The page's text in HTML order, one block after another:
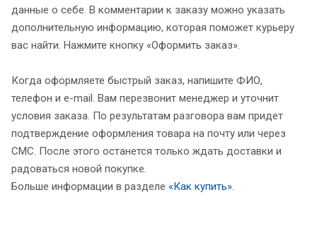
данные о себе. В комментарии к заказу можно указать
дополнительную информацию, которая поможет курьеру
вас найти. Нажмите кнопку «Оформить заказ».
Когда оформляете быстрый заказ, напишите ФИО,
телефон и e-mail. Вам перезвонит менеджер и уточнит
условия заказа. По результатам разговора вам придет
подтверждение оформления товара на почту или через
СМС. После этого останется только ждать доставки и
радоваться новой покупке.
Больше информации в разделе «Как купить».